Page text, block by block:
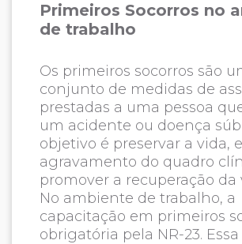
Primeiros Socorros no
de trabalho
Os primeiros socorros são
conjunto de medidas de
prestadas a uma pessoa
um acidente ou doença
objetivo é preservar a vida,
agravamento do quadro
promover a recuperação da
No ambiente de trabalho, a
capacitação em primeiros
obrigatória pela NR-23.